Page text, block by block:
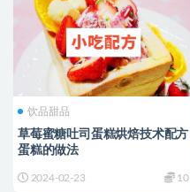
饮品甜品
草莓蜜糖吐司蛋糕烘焙技术配方
蛋糕的做法
2024-02-23 10